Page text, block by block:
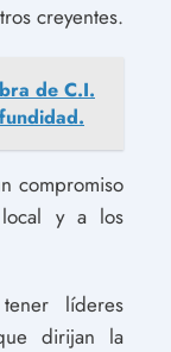
creyentes.
de C.I.
compromiso
y a los
líderes
dirijan la